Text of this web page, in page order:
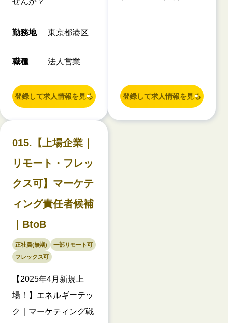
勤務地 東京都港区
職種 法人営業
登録して求人情報を見る 登録して求人情報を見る
015.【上場企業｜
リモート・フレッ
クス可】マーケテ
ィング責任者候補
｜BtoB
正社員(無期)
一部リモート可
フレックス可
【2025年4月新規上
場！】エネルギーテッ
ク｜マーケティング戦